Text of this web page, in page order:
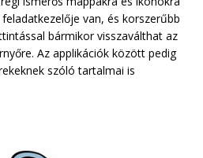
van, és korszerűbb
bármikor visszaválthat az
Az applikációk között pedig
szóló tartalmai is